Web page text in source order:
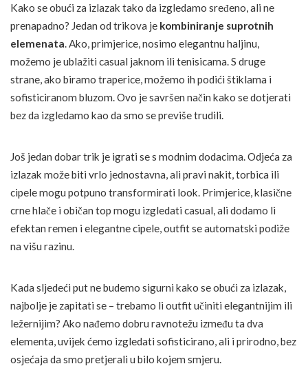
Kako se obući za izlazak tako da izgledamo sređeno, ali ne
prenapadno? Jedan od trikova je kombiniranje suprotnih
elemenata. Ako, primjerice, nosimo elegantnu haljinu,
možemo je ublažiti casual jaknom ili tenisicama. S druge
strane, ako biramo traperice, možemo ih podići štiklama i
sofisticiranom bluzom. Ovo je savršen način kako se dotjerati
bez da izgledamo kao da smo se previše trudili.
Još jedan dobar trik je igrati se s modnim dodacima. Odjeća za
izlazak može biti vrlo jednostavna, ali pravi nakit, torbica ili
cipele mogu potpuno transformirati look. Primjerice, klasične
crne hlače i običan top mogu izgledati casual, ali dodamo li
efektan remen i elegantne cipele, outfit se automatski podiže
na višu razinu.
Kada sljedeći put ne budemo sigurni kako se obući za izlazak,
najbolje je zapitati se – trebamo li outfit učiniti elegantnijim ili
ležernijim? Ako nađemo dobru ravnotežu između ta dva
elementa, uvijek ćemo izgledati sofisticirano, ali i prirodno, bez
osjećaja da smo pretjerali u bilo kojem smjeru.